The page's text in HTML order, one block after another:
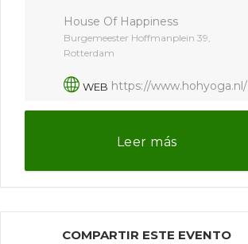
House Of Happiness
Burgemeester Hoffmanplein 39,
Rotterdam
WEB https://www.hohyoga.nl/
Leer más
COMPARTIR ESTE EVENTO